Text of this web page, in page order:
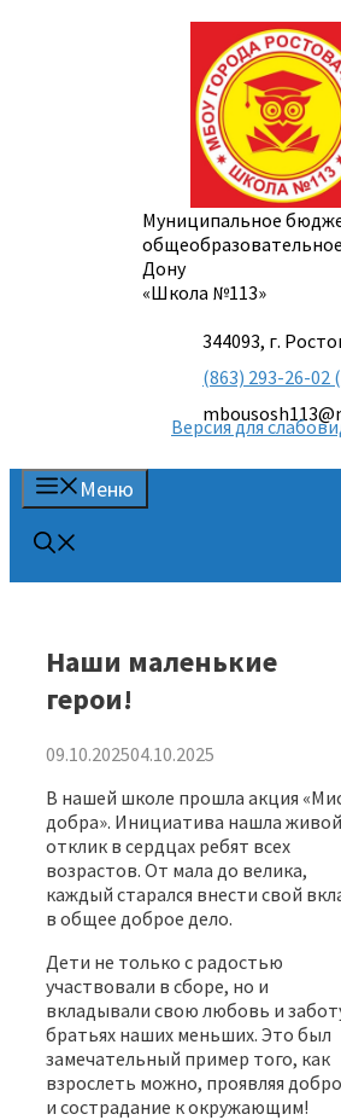
Муниципальное
Дону
«Школа №113»
344093, г.
(863) 293-26-02
Версия для
Меню
Наши маленькие
герои!
09.10.202504.10.2025
В нашей школе прошла акция
добра». Инициатива нашла живой
отклик в сердцах ребят всех
возрастов. От мала до велика,
каждый старался внести свой
в общее доброе дело.
Дети не только с радостью
участвовали в сборе, но и
вкладывали свою любовь и
братьях наших меньших. Это был
замечательный пример того, как
взрослеть можно, проявляя
и сострадание к окружающим!